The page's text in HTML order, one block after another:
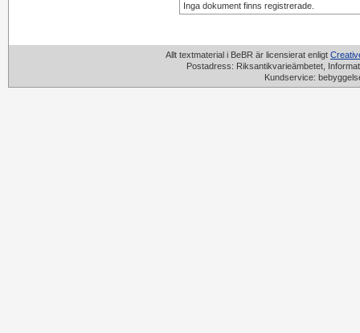
Inga dokument finns registrerade.
Allt textmaterial i BeBR är licensierat enligt
Postadress: Riksantikvarieämbetet,
Kundservice: